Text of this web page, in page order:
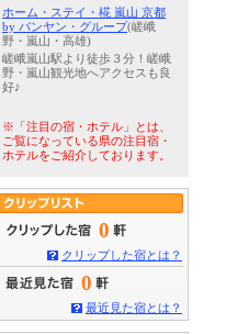
ホーム・ステイ・椛 嵐山 京都
by バンヤン・グループ(嵯峨
野・嵐山・高雄)
嵯峨嵐山駅より徒歩３分！嵯峨
野・嵐山観光地へアクセスも良
好♪
※「注目の宿・ホテル」とは、
ご覧になっている県の注目宿・
ホテルをご紹介しております。
0
クリップした宿とは？
0
最近見た宿とは？